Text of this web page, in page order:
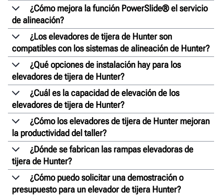
¿Cómo mejora la función PowerSlide® el servicio
de alineación?
¿Los elevadores de tijera de Hunter son
compatibles con los sistemas de alineación de Hunter?
¿Qué opciones de instalación hay para los
elevadores de tijera de Hunter?
¿Cuál es la capacidad de elevación de los
elevadores de tijera de Hunter?
¿Cómo los elevadores de tijera de Hunter mejoran
la productividad del taller?
¿Dónde se fabrican las rampas elevadoras de
tijera de Hunter?
¿Cómo puedo solicitar una demostración o
presupuesto para un elevador de tijera Hunter?